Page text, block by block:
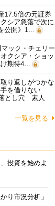
17.5倍の元証券
シア急落で次に
公開》1…
マック・チェリー
クシア・ショッ
期待4…
取り返しがつかな
を借りない
とし穴 素人
一覧を見る
投資を始めよ
り市況分析」